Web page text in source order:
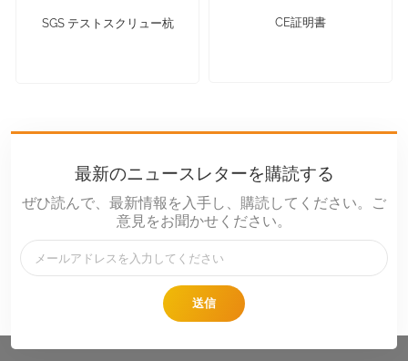
SGS テストスクリュー杭 CE証明書
最新のニュースレターを購読する
ぜひ読んで、最新情報を入手し、購読してください。ご
意見をお聞かせください。
送信